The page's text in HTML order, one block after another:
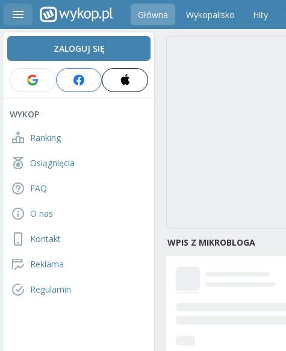
Główna Wykopalisko Hity
ZALOGUJ SIĘ
WYKOP
Ranking
Osiągnięcia
FAQ
O nas
Kontakt
Reklama
Regulamin
WPIS Z MIKROBLOGA